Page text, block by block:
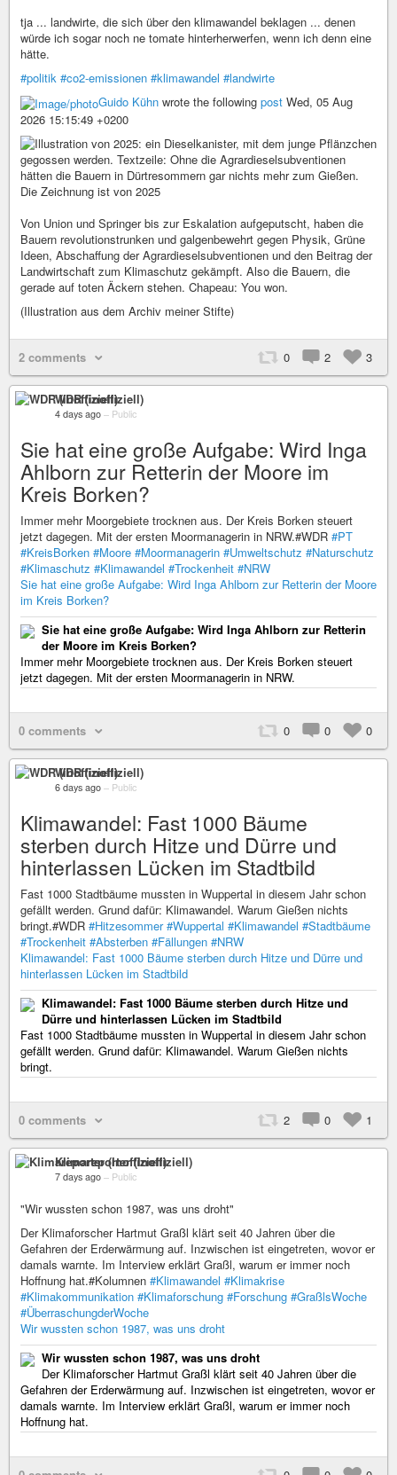
tja ... landwirte, die sich über den klimawandel beklagen ... denen
würde ich sogar noch ne tomate hinterherwerfen, wenn ich denn eine
hätte.
#politik #co2-emissionen #klimawandel #landwirte
Guido Kühn wrote the following post Wed, 05 Aug
2026 15:15:49 +0200
Von Union und Springer bis zur Eskalation aufgeputscht, haben die
Bauern revolutionstrunken und galgenbewehrt gegen Physik, Grüne
Ideen, Abschaffung der Agrardieselsubventionen und den Beitrag der
Landwirtschaft zum Klimaschutz gekämpft. Also die Bauern, die
gerade auf toten Äckern stehen. Chapeau: You won.
(Illustration aus dem Archiv meiner Stifte)
2 comments 0 2 3
WDR (inoffiziell)
4 days ago – Public
Sie hat eine große Aufgabe: Wird Inga
Ahlborn zur Retterin der Moore im
Kreis Borken?
Immer mehr Moorgebiete trocknen aus. Der Kreis Borken steuert
jetzt dagegen. Mit der ersten Moormanagerin in NRW.#WDR #PT
#KreisBorken #Moore #Moormanagerin #Umweltschutz #Naturschutz
#Klimaschutz #Klimawandel #Trockenheit #NRW
Sie hat eine große Aufgabe: Wird Inga Ahlborn zur Retterin der Moore
im Kreis Borken?
Sie hat eine große Aufgabe: Wird Inga Ahlborn zur Retterin
der Moore im Kreis Borken?
Immer mehr Moorgebiete trocknen aus. Der Kreis Borken steuert
jetzt dagegen. Mit der ersten Moormanagerin in NRW.
0 comments 0 0 0
WDR (inoffiziell)
6 days ago – Public
Klimawandel: Fast 1000 Bäume
sterben durch Hitze und Dürre und
hinterlassen Lücken im Stadtbild
Fast 1000 Stadtbäume mussten in Wuppertal in diesem Jahr schon
gefällt werden. Grund dafür: Klimawandel. Warum Gießen nichts
bringt.#WDR #Hitzesommer #Wuppertal #Klimawandel #Stadtbäume
#Trockenheit #Absterben #Fällungen #NRW
Klimawandel: Fast 1000 Bäume sterben durch Hitze und Dürre und
hinterlassen Lücken im Stadtbild
Klimawandel: Fast 1000 Bäume sterben durch Hitze und
Dürre und hinterlassen Lücken im Stadtbild
Fast 1000 Stadtbäume mussten in Wuppertal in diesem Jahr schon
gefällt werden. Grund dafür: Klimawandel. Warum Gießen nichts
bringt.
0 comments 2 0 1
Klimareporter (Inoffiziell)
7 days ago – Public
"Wir wussten schon 1987, was uns droht"
Der Klimaforscher Hartmut Graßl klärt seit 40 Jahren über die
Gefahren der Erderwärmung auf. Inzwischen ist eingetreten, wovor er
damals warnte. Im Interview erklärt Graßl, warum er immer noch
Hoffnung hat.#Kolumnen #Klimawandel #Klimakrise
#Klimakommunikation #Klimaforschung #Forschung #GraßlsWoche
#ÜberraschungderWoche
Wir wussten schon 1987, was uns droht
Wir wussten schon 1987, was uns droht
Der Klimaforscher Hartmut Graßl klärt seit 40 Jahren über die
Gefahren der Erderwärmung auf. Inzwischen ist eingetreten, wovor er
damals warnte. Im Interview erklärt Graßl, warum er immer noch
Hoffnung hat.